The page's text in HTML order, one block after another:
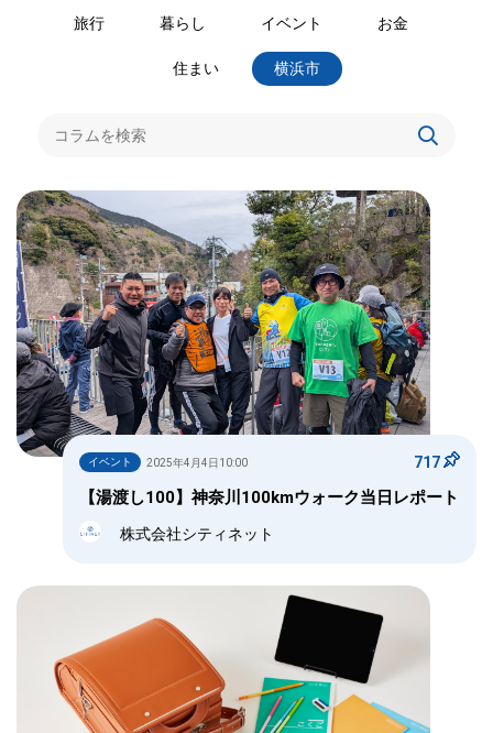
旅行 暮らし イベント お金
住まい 横浜市
イベント 2025年4月4日10:00 717
【湯渡し100】神奈川100kmウォーク当日レポート
株式会社シティネット